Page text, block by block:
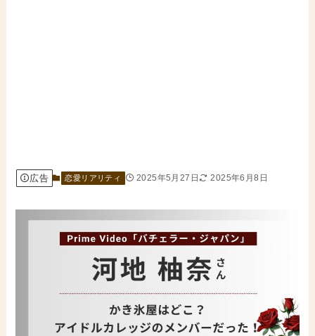
広告 恋愛リアリティ 2025年5月27日 2025年6月8日